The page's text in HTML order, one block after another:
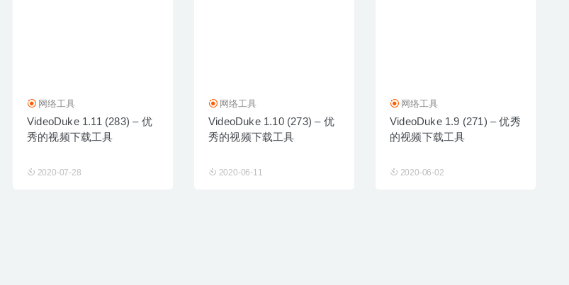
网络工具
VideoDuke 1.11 (283) – 优
秀的视频下载工具
2020-07-28
网络工具
VideoDuke 1.10 (273) – 优
秀的视频下载工具
2020-06-11
网络工具
VideoDuke 1.9 (271) – 优秀
的视频下载工具
2020-06-02